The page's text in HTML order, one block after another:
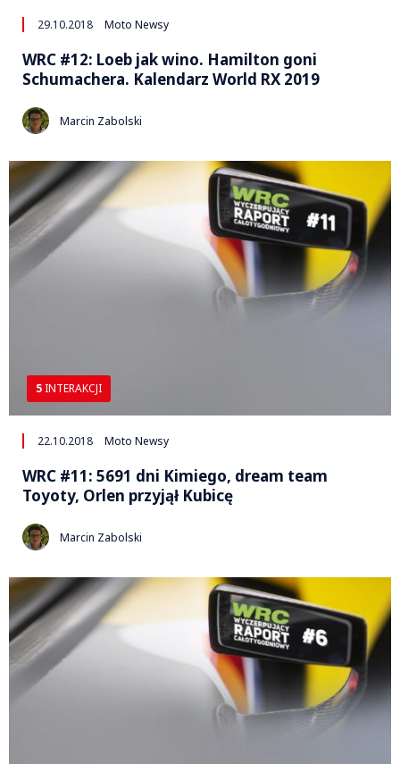
29.10.2018 Moto Newsy
WRC #12: Loeb jak wino. Hamilton goni
Schumachera. Kalendarz World RX 2019
Marcin Zabolski
5 INTERAKCJI
22.10.2018 Moto Newsy
WRC #11: 5691 dni Kimiego, dream team
Toyoty, Orlen przyjął Kubicę
Marcin Zabolski